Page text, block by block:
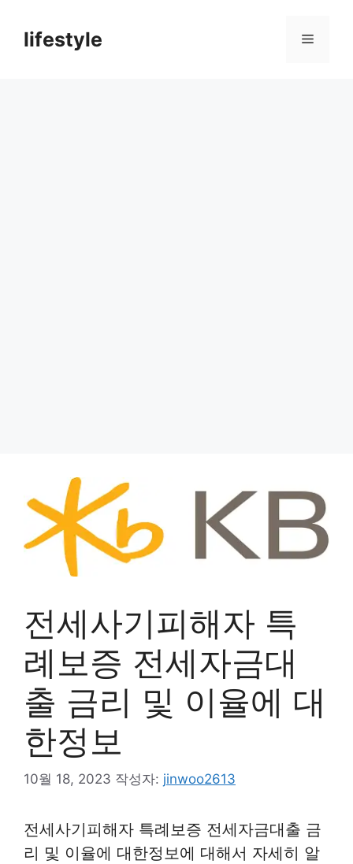
lifestyle 메
전세사기피해자 특
례보증 전세자금대
출 금리 및 이율에 대
한정보
10월 18, 2023 작성자: jinwoo2613
전세사기피해자 특례보증 전세자금대출 금
리 및 이율에 대한정보에 대해서 자세히 알